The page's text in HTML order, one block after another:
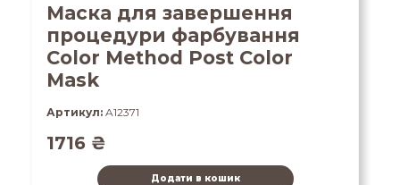
Маска для завершення
процедури фарбування
Color Method Post Color
Mask
Артикул: A12371
1716 ₴
Додати в кошик